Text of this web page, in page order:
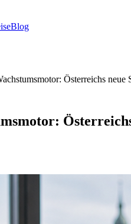
Blog
Österreichs